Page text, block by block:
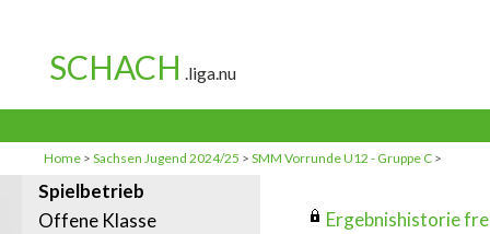
Home > Sachsen Jugend 2024/25 > SMM Vorrunde U12 - Gruppe C >
Spielbetrieb
Offene Klasse
Ergebnishistorie